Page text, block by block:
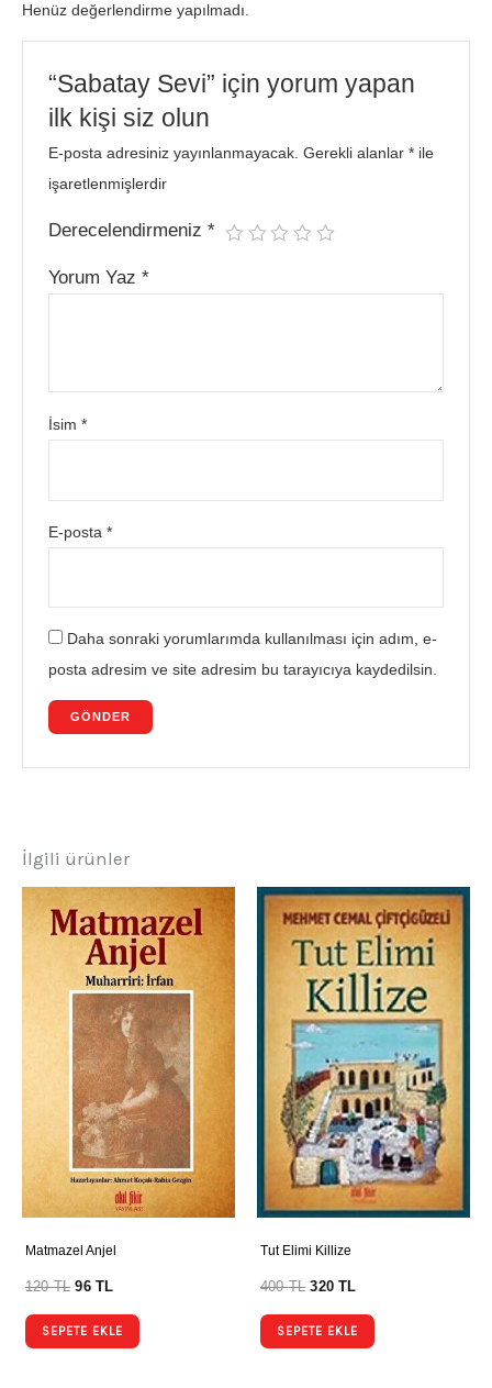
Henüz değerlendirme yapılmadı.
“Sabatay Sevi” için yorum yapan
ilk kişi siz olun
E-posta adresiniz yayınlanmayacak. Gerekli alanlar* ile
işaretlenmişlerdir
Derecelendirmeniz*
Yorum Yaz*
İsim*
E-posta*
Daha sonraki yorumlarımda kullanılması için adım, e-
posta adresim ve site adresim bu tarayıcıya kaydedilsin.
İlgili ürünler
Matmazel Anjel
120TL 96TL
SEPETE EKLE
Tut Elimi Killize
400TL 320TL
SEPETE EKLE